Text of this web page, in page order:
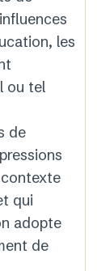
les
ou tel
de
contexte
qui
adopte
de